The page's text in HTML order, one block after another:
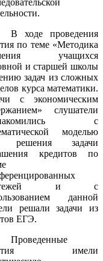
В ходе проведения
по теме «Методика
учащихся
и старшей школы
задач из сложных
курса математики.
с экономическим
слушатели
с
моделью
решения задачи
кредитов по
и с
данной
решали задачи из
ЕГЭ.
Проведенные
имели